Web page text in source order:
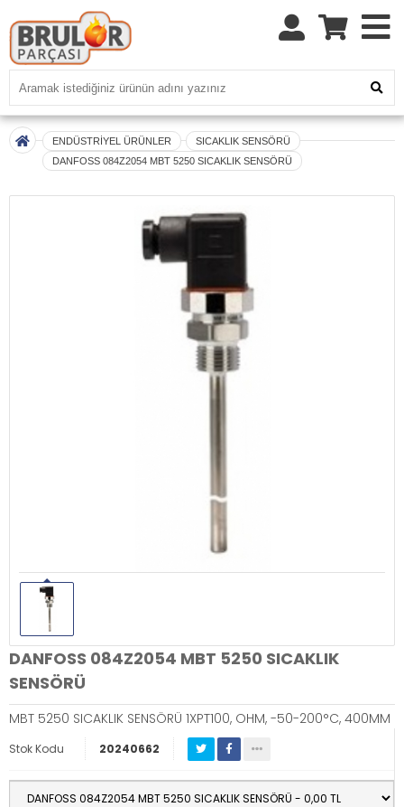
ENDÜSTRİYEL ÜRÜNLER
SICAKLIK SENSÖRÜ
DANFOSS 084Z2054 MBT 5250 SICAKLIK SENSÖRÜ
DANFOSS 084Z2054 MBT 5250 SICAKLIK
SENSÖRÜ
MBT 5250 SICAKLIK SENSÖRÜ 1XPT100, OHM, -50-200°C, 400MM
Stok Kodu 20240662